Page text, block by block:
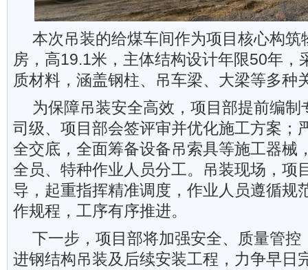
本次吊装的给煤车间作为项目核心构筑
房，高19.1米，主体结构设计年限50年，
质材料，涵盖钢柱、吊车梁、大梁等多种
为保障吊装安全高效，项目部提前编
司级、项目部会签评审并优化施工方案；
全交底，全面筹备设备吊索具等施工器械
全员、特种作业人员分工。吊装现场，项
导，起重指挥精准调度，作业人员遵循规
作规程，工序有序推进。
下一步，项目部将加强安全、质量管控
进钢结构吊装及后续安装工程，力争早日